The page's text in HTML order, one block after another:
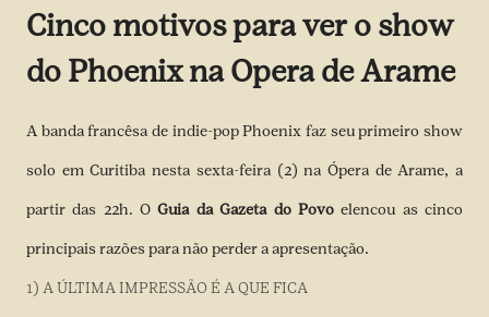
Cinco motivos para ver o show
do Phoenix na Opera de Arame
A banda francêsa de indie-pop Phoenix faz seu primeiro show
solo em Curitiba nesta sexta-feira (2) na Ópera de Arame, a
partir das 22h. OGuia da Gazeta do Povoelencou as cinco
principais razões para não perder a apresentação.
1) A ÚLTIMA IMPRESSÃO É A QUE FICA